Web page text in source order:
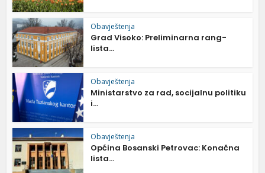
Obavještenja
Grad Visoko: Preliminarna rang-
lista...
Obavještenja
Ministarstvo za rad, socijalnu politiku
i...
Obavještenja
Općina Bosanski Petrovac: Konačna
lista...